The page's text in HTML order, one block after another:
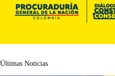
Últimas Noticias